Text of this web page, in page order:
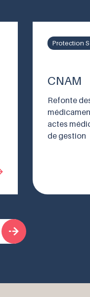
Protection
CNAM
Refonte
actes
de gestion